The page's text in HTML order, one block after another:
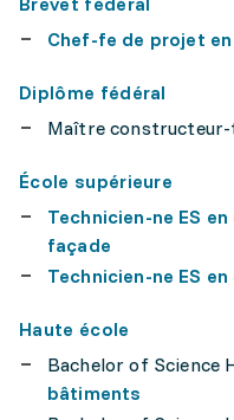
Chef-fe de projet
Diplôme fédéral
Maître
École supérieure
Technicien-ne ES
façade
Technicien-ne ES
Haute école
Bachelor of Science
bâtiments